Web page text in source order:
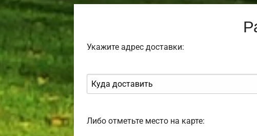
Укажите адрес доставки:
Либо отметьте место на карте: